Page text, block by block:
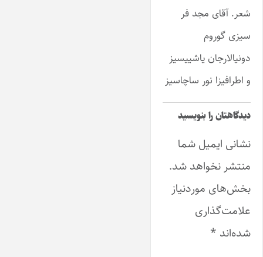
شعر. آقای مجد فر
سیزی گوروم
دونیالارجان یاشییسیز
و اطرافیزا نور ساچاسیز
دیدگاهتان را بنویسید
نشانی ایمیل شما
منتشر نخواهد شد.
بخش‌های موردنیاز
علامت‌گذاری
شده‌اند *